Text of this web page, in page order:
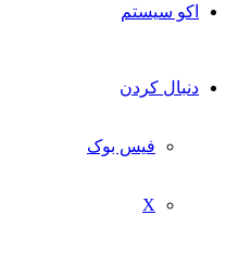
اکو سیستم
دنبال کردن
فیس بوک
X